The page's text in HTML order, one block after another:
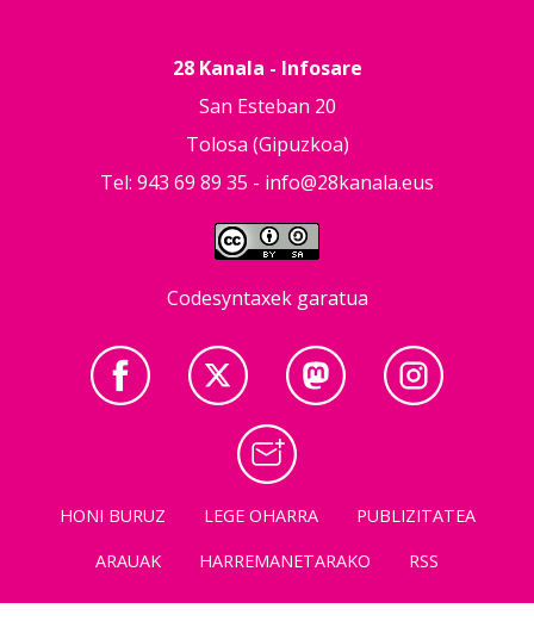
28 Kanala - Infosare
San Esteban 20
Tolosa (Gipuzkoa)
Tel: 943 69 89 35 - info@28kanala.eus
Codesyntaxek garatua
HONI BURUZ LEGE OHARRA
PUBLIZITATEA
ARAUAK
HARREMANETARAKO RSS